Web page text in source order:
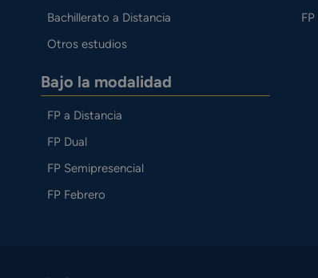
Bachillerato a Distancia
Otros estudios
Bajo la modalidad
FP a Distancia
FP Dual
FP Semipresencial
FP Febrero